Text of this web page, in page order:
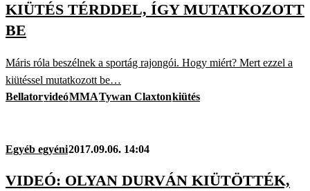
KIÜTÉS TÉRDDEL, ÍGY MUTATKOZOTT
BE
Máris róla beszélnek a sportág rajongói. Hogy miért? Mert ezzel a
kiütéssel mutatkozott be…
BellatorvideóMMATywan Claxtonkiütés
Egyéb egyéni2017.09.06. 14:04
VIDEÓ: OLYAN DURVÁN KIÜTÖTTÉK,